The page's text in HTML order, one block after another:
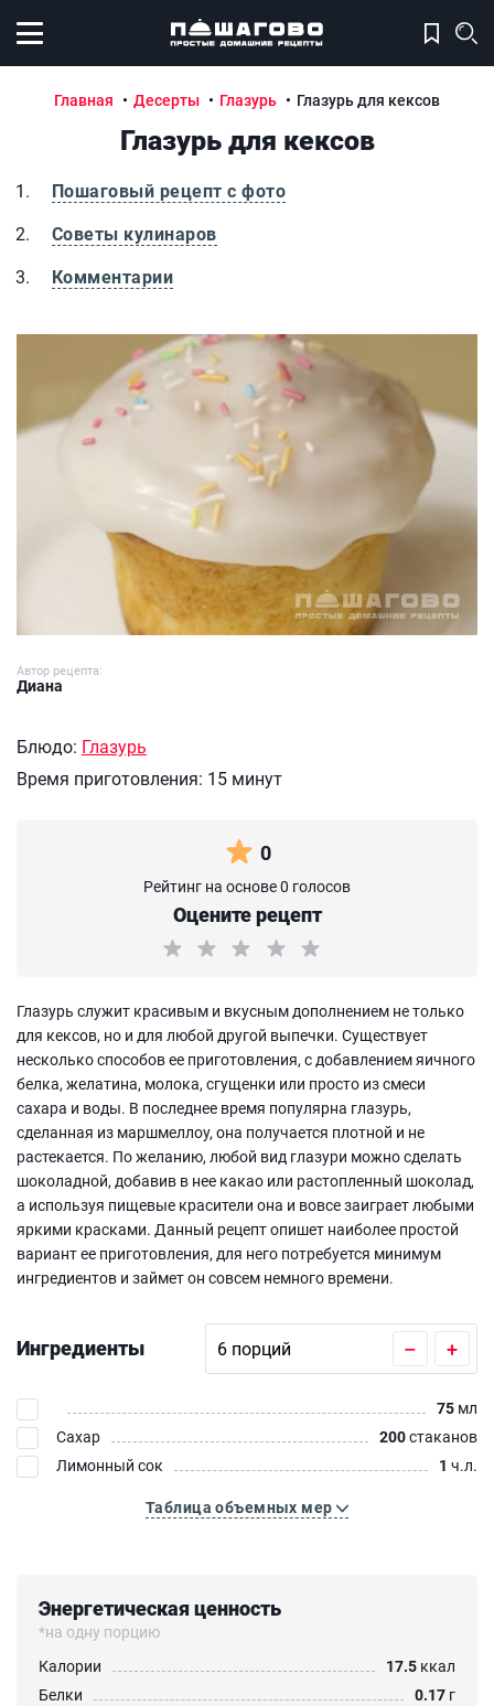
Открыть меню
Главная Десерты Глазурь Глазурь для кексов
Глазурь для кексов
Пошаговый рецепт с фото
Советы кулинаров
Комментарии
Глазурь для кексов
Автор рецепта:
Диана
Блюдо: Глазурь
Время приготовления: 15 минут
0
Рейтинг на основе 0 голосов
Оцените рецепт
Глазурь служит красивым и вкусным дополнением не только
для кексов, но и для любой другой выпечки. Существует
несколько способов ее приготовления, с добавлением яичного
белка, желатина, молока, сгущенки или просто из смеси
сахара и воды. В последнее время популярна глазурь,
сделанная из маршмеллоу, она получается плотной и не
растекается. По желанию, любой вид глазури можно сделать
шоколадной, добавив в нее какао или растопленный шоколад,
а используя пищевые красители она и вовсе заиграет любыми
яркими красками. Данный рецепт опишет наиболее простой
вариант ее приготовления, для него потребуется минимум
ингредиентов и займет он совсем немного времени.
Ингредиенты – +
75 мл
Сахар
200стаканов
Лимонный сок
1 ч.л.
Таблица объемных мер
Энергетическая ценность
*на одну порцию
Калории
17.5 ккал
Белки
0.17 г